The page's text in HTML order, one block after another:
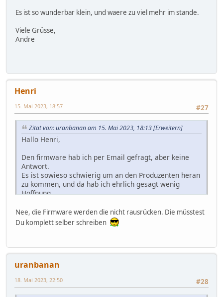
Es ist so wunderbar klein, und waere zu viel mehr im stande.
Viele Grüsse,
Andre
Henri
#27
15. Mai 2023, 18:57
Zitat von: uranbanan am 15. Mai 2023, 18:13[Erweitern]
Hallo Henri,
Den firmware hab ich per Email gefragt, aber keine
Antwort.
Es ist sowieso schwierig um an den Produzenten heran
zu kommen, und da hab ich ehrlich gesagt wenig
Hoffnung.
Kalibrationfaktor, Click pro Puls, CPM Angabe, Puls-
Bar...
stande.
Viele Grüsse,
Nee, die Firmware werden die nicht rausrücken. Die müsstest
Du komplett selber schreiben
uranbanan
#28
18. Mai 2023, 22:50